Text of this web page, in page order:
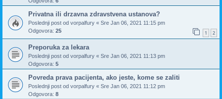
Privatna ili drzavna zdravstvena ustanova?
Poslednji post od vorpalfury « Sre Jan 06, 2021 11:15 pm
Odgovora: 25 1 2
Preporuka za lekara
Poslednji post od vorpalfury « Sre Jan 06, 2021 11:13 pm
Odgovora: 5
Povreda prava pacijenta, ako jeste, kome se zaliti
Poslednji post od vorpalfury « Sre Jan 06, 2021 11:12 pm
Odgovora: 8